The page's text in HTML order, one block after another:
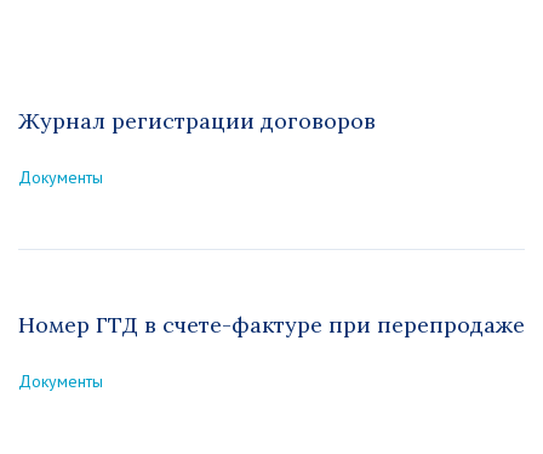
Журнал регистрации договоров
Документы
Номер ГТД в счете-фактуре при перепродаже
Документы